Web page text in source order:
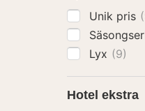
Unik pris
Lyx (9)
Hotel ekstra